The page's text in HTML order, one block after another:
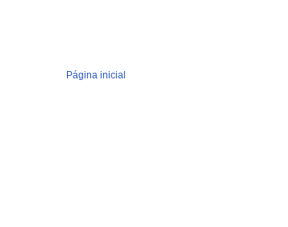
Página inicial